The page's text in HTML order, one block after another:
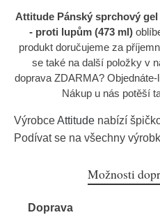
Attitude Pánský sprchový
- proti lupům (473 ml)
produkt doručujeme za
se také na další položky v
doprava ZDARMA?
Nákup u nás potěší
VýrobceAttitude nabízí
Podívat se na všechny
Možnosti
Doprava